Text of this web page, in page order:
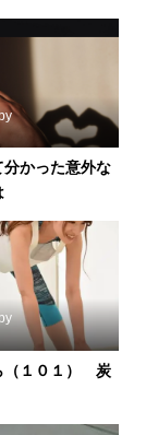
かった意外な
（１０１） 炭